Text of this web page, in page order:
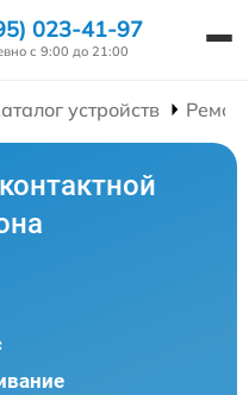
023-41-97
с 9:00 до 21:00
устройств